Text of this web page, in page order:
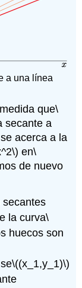
a una línea
que\
secante a
se acerca a la
en\
de nuevo
secantes
la curva\
huecos son
\((x_1,y_1)\)